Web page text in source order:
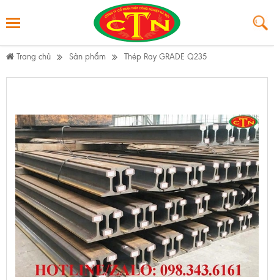
Trang chủ Sản phẩm Thép Ray GRADE Q235
Next